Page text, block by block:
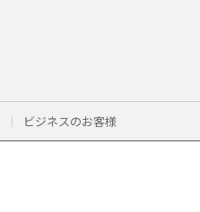
ビジネスのお客様